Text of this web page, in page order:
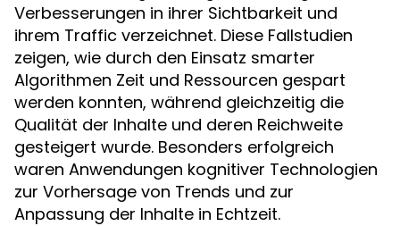
Verbesserungen in ihrer Sichtbarkeit und
ihrem Traffic verzeichnet. Diese Fallstudien
zeigen, wie durch den Einsatz smarter
Algorithmen Zeit und Ressourcen gespart
werden konnten, während gleichzeitig die
Qualität der Inhalte und deren Reichweite
gesteigert wurde. Besonders erfolgreich
waren Anwendungen kognitiver Technologien
zur Vorhersage von Trends und zur
Anpassung der Inhalte in Echtzeit.